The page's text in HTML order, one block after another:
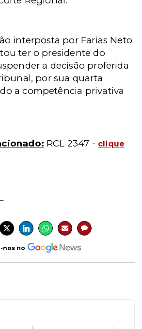
interposta por Farias Neto
ter o presidente do
a decisão proferida
por sua quarta
a competência privativa
RCL 2347 - clique
nos no